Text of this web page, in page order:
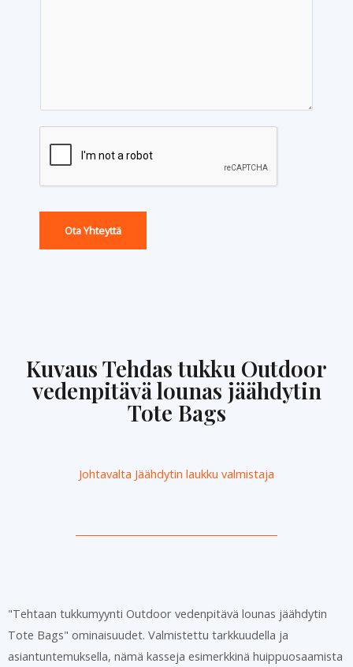
Ota Yhteyttä
Kuvaus Tehdas tukku Outdoor
vedenpitävä lounas jäähdytin
Tote Bags
Johtavalta Jäähdytin laukku valmistaja
"Tehtaan tukkumyynti Outdoor vedenpitävä lounas jäähdytin
Tote Bags" ominaisuudet. Valmistettu tarkkuudella ja
asiantuntemuksella, nämä kasseja esimerkkinä huippuosaamista